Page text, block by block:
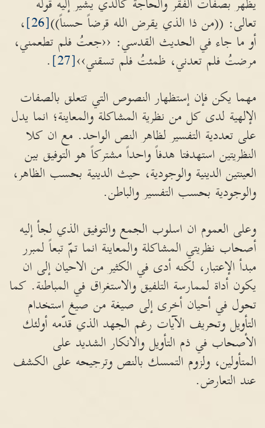
تعالى: ((من ذا الذي يقرض الله قرضاً حسناً))[26]
،
أو ما جاء في الحديث القدسي: ‹‹جعتُ فلم تطعمني،
مرضتُ فلم تعدني، ظمئتُ فلم تسقني››[27]
.
مهما يكن فإن إستظهار النصوص التي تتعلق بالصفات
الإلهية لدى كل من نظرية المشاكلة والمعاينة؛ انما يدل
على تعددية التفسير لظاهر النص الواحد. مع ان كلا
النظريتين استهدفتا هدفاً واحداً مشتركاً هو التوفيق بين
العينتين الدينية والوجودية، حيث الدينية بحسب الظاهر،
والوجودية بحسب التفسير والباطن.
وعلى العموم ان اسلوب الجمع والتوفيق الذي لجأ إليه
أصحاب نظريتي المشاكلة والمعاينة انما تمّ تبعاً لمبرر
مبدأ الإعتبار، لكنه أدى في الكثير من الاحيان إلى ان
يكون أداة لممارسة التلفيق والاستغراق في المباطنة. كما
تحول في أحيان أخرى إلى صيغة من صيغ استخدام
التأويل وتحريف الآيات رغم الجهد الذي قدّمه أولئك
الأصحاب في ذم التأويل والانكار الشديد على
المتأولين، ولزوم التمسك بالنص وترجيحه على الكشف
عند التعارض.